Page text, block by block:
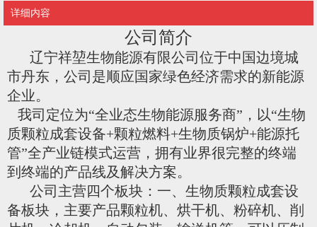
详细内容
公司简介
辽宁祥堃生物能源有限公司位于中国边境城
市丹东，公司 是顺应国家绿色经济需求的新能源
企业。
我司定位为“全业态生物能源服务商”，以“生物
质颗粒成套设备+颗粒燃料+生物质锅炉+能源托
管”全产业链模式运营，拥有业界很完整的终端
到终端的产品线及解决方案。
公司主营四个板块：一、生物质颗粒成套设
备板块，主要产品颗粒机、烘干机、粉碎机、削